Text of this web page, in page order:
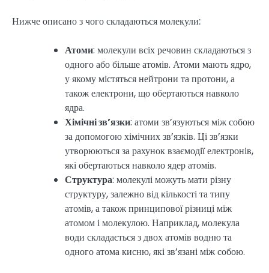
Нижче описано з чого складаються молекули:
Атоми: молекули всіх речовин складаються з
одного або більше атомів. Атоми мають ядро,
у якому містяться нейтрони та протони, а
також електрони, що обертаються навколо
ядра.
Хімічні зв’язки: атоми зв’язуються між собою
за допомогою хімічних зв’язків. Ці зв’язки
утворюються за рахунок взаємодії електронів,
які обертаються навколо ядер атомів.
Структура: молекулі можуть мати різну
структуру, залежно від кількості та типу
атомів, а також принципової різниці між
атомом і молекулою. Наприклад, молекула
води складається з двох атомів водню та
одного атома кисню, які зв’язані між собою.